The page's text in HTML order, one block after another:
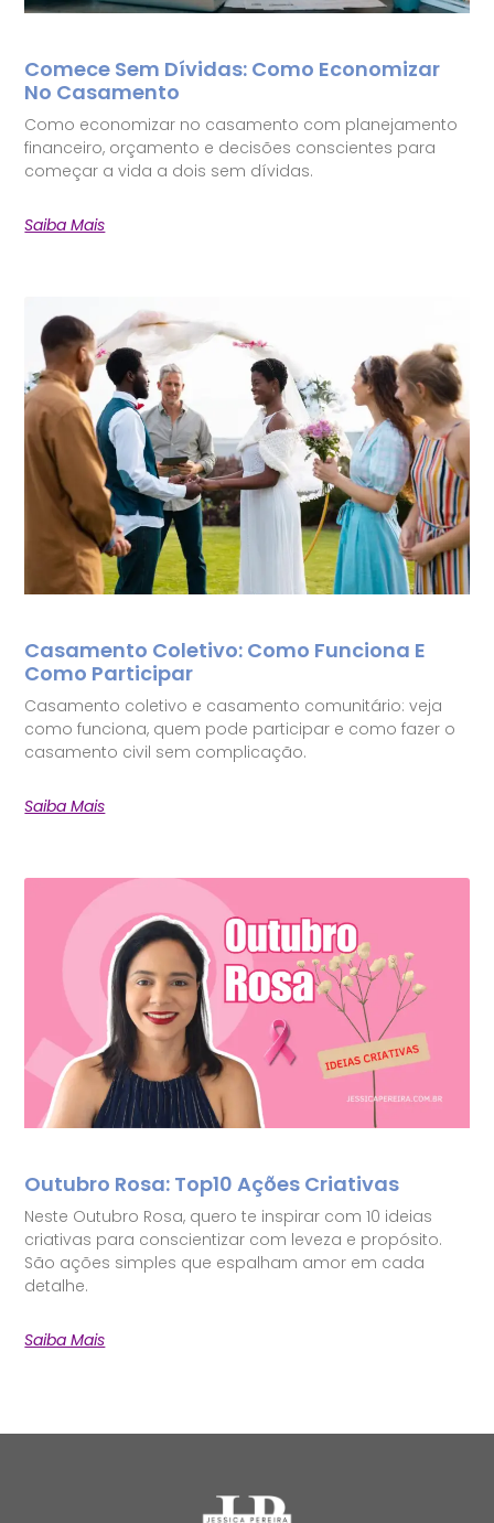
Comece Sem Dívidas: Como Economizar
No Casamento
Como economizar no casamento com planejamento
financeiro, orçamento e decisões conscientes para
começar a vida a dois sem dívidas.
Saiba Mais
Casamento Coletivo: Como Funciona E
Como Participar
Casamento coletivo e casamento comunitário: veja
como funciona, quem pode participar e como fazer o
casamento civil sem complicação.
Saiba Mais
Outubro Rosa: Top10 Ações Criativas
Neste Outubro Rosa, quero te inspirar com 10 ideias
criativas para conscientizar com leveza e propósito.
São ações simples que espalham amor em cada
detalhe.
Saiba Mais